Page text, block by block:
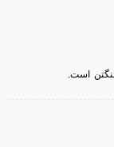
است.